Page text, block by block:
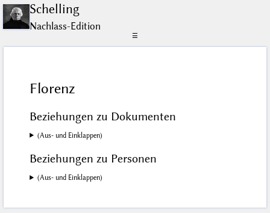
Schelling
Nachlass-Edition
☰
Florenz
Beziehungen zu Dokumenten
(Aus- und Einklappen)
Beziehungen zu Personen
(Aus- und Einklappen)